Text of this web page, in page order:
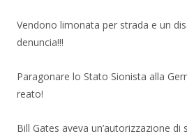
Vendono limonata per strada e un
denuncia!!!
Paragonare lo Stato Sionista alla
reato!
Bill Gates aveva un’autorizzazione di